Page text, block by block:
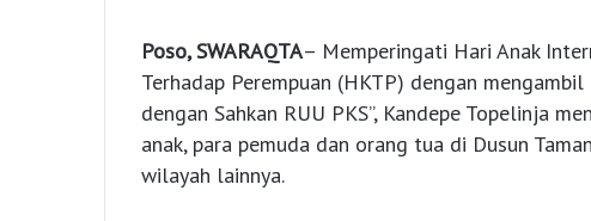
Poso, SWARAQTA– Memperingati Hari Anak
Terhadap Perempuan (HKTP) dengan
dengan Sahkan RUU PKS”, Kandepe Topelinja
anak, para pemuda dan orang tua di Dusun
wilayah lainnya.